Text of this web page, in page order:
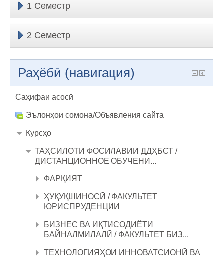
1 Семестр
2 Семестр
Раҳёбӣ (навигация)
Саҳифаи асосӣ
Эълонҳои сомона/Объявления сайта
Курсҳо
ТАҲСИЛОТИ ФОСИЛАВИИ ДДҲБСТ /
ДИСТАНЦИОННОЕ ОБУЧЕНИ...
ФАРҚИЯТ
ҲУҚУҚШИНОСӢ / ФАКУЛЬТЕТ
ЮРИСПРУДЕНЦИИ
БИЗНЕС ВА ИҚТИСОДИЁТИ
БАЙНАЛМИЛАЛӢ / ФАКУЛЬТЕТ БИЗ...
ТЕХНОЛОГИЯҲОИ ИННОВАТСИОНӢ ВА